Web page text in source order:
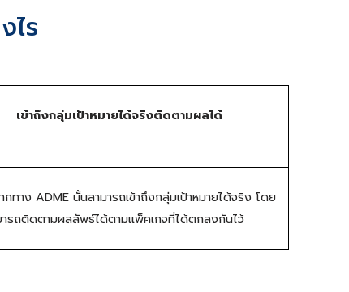
ไร
เข้าถึงกลุ่มเป้าหมายได้จริงติดตามผลได้
ทาง ADME นั้นสามารถเข้าถึงกลุ่มเป้าหมายได้จริง โดย
ารถติดตามผลลัพธ์ได้ตามแพ็คเกจที่ได้ตกลงกันไว้